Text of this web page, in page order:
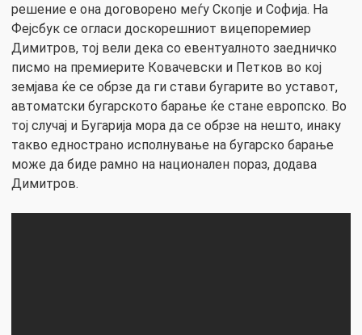
решение е она договорено меѓу Скопје и Софија. На
Фејсбук се огласи доскорешниот вицепоремиер
Димитров, тој вели дека со евентуалното заедничко
писмо на премиерите Ковачевски и Петков во кој
земјава ќе се обрзе да ги стави бугарите во уставот,
автоматски бугарското барање ќе стане европско. Во
тој случај и Бугарија мора да се обрзе на нешто, инаку
такво еднострано исполнување на бугарско барање
може да биде рамно на национален пораз, додава
Димитров.